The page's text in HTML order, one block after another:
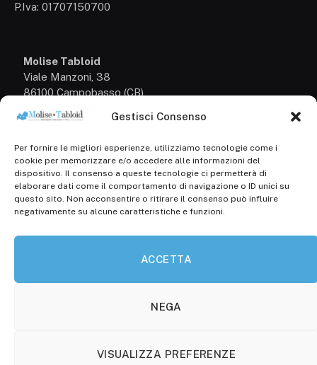
Gestisci Consenso
Per fornire le migliori esperienze, utilizziamo tecnologie come i
cookie per memorizzare e/o accedere alle informazioni del
dispositivo. Il consenso a queste tecnologie ci permetterà di
elaborare dati come il comportamento di navigazione o ID unici su
questo sito. Non acconsentire o ritirare il consenso può influire
negativamente su alcune caratteristiche e funzioni.
ACCETTA
NEGA
VISUALIZZA PREFERENZE
P.Iva: 01707150700
Molise Tabloid
Viale Manzoni, 38
86100 Campobasso (CB)
Tel.+39 3333169466
Scrivici a:
info@molisetabloid.it
commerciale@molisetabloid.it
Disclaimer
Cookie Policy (UE)